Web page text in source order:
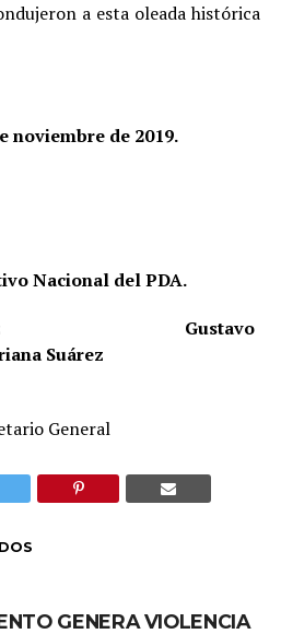
a esta oleada histórica
noviembre de 2019.
Nacional del PDA.
Gustavo
Suárez
General
GENERA VIOLENCIA